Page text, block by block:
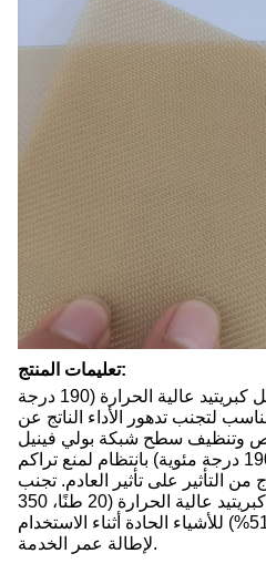
تعليمات المنتج:
عند تركيب شبكة بولي فينيل كبريتيد عالية الحرارة (190 درجة
لتجنب تدهور الأداء الناتج عن
وتنظيف سطح شبكة بولي فينيل
كبريتيد عالية الحرارة (190 درجة مئوية) بانتظام لمنع تراكم
من التأثير على تأثير العادم. تجنب
ملامسة شبكة بولي فينيل كبريتيد عالية الحرارة (20 طنًا، 350
ميكرون، مساحة مفتوحة 51%) للأشياء الحادة أثناء الاستخدام
لإطالة عمر الخدمة.